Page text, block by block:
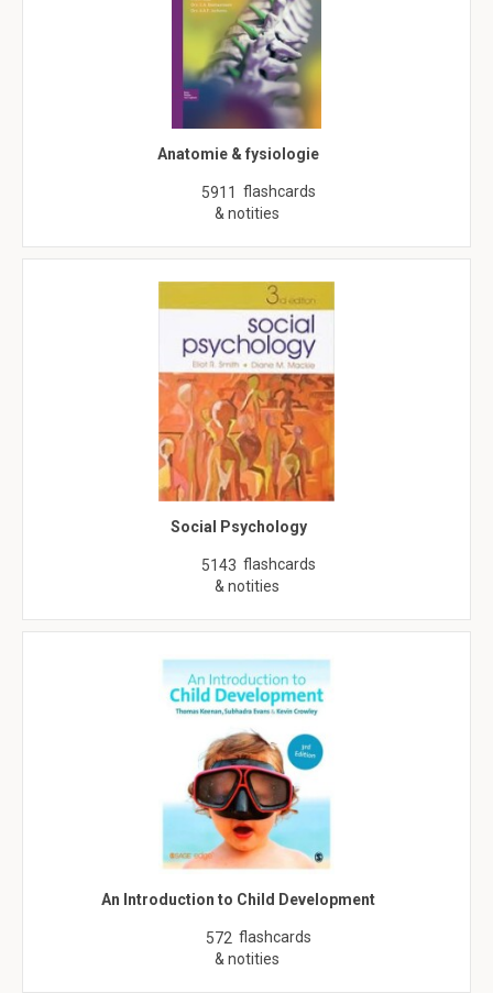
Anatomie & fysiologie
5911 flashcards
& notities
Social Psychology
5143 flashcards
& notities
An Introduction to Child Development
572 flashcards
& notities